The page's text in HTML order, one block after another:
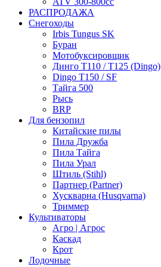
РАСПРОДАЖА
Снегоходы
Irbis Tungus SK
Буран
Мотобуксировщик
Динго T110 / T125 (Dingo)
Dingo T150 / SF
Тайга 500
Рысь
BRP
Для бензопил
Китайские пилы
Пила Дружба
Пила Тайга
Пила Урал
Штиль (Stihl)
Партнер (Partner)
Хускварна (Husqvarna)
Триммер
Культиваторы
Агро | Агрос
Каскад
Крот
Лодочные